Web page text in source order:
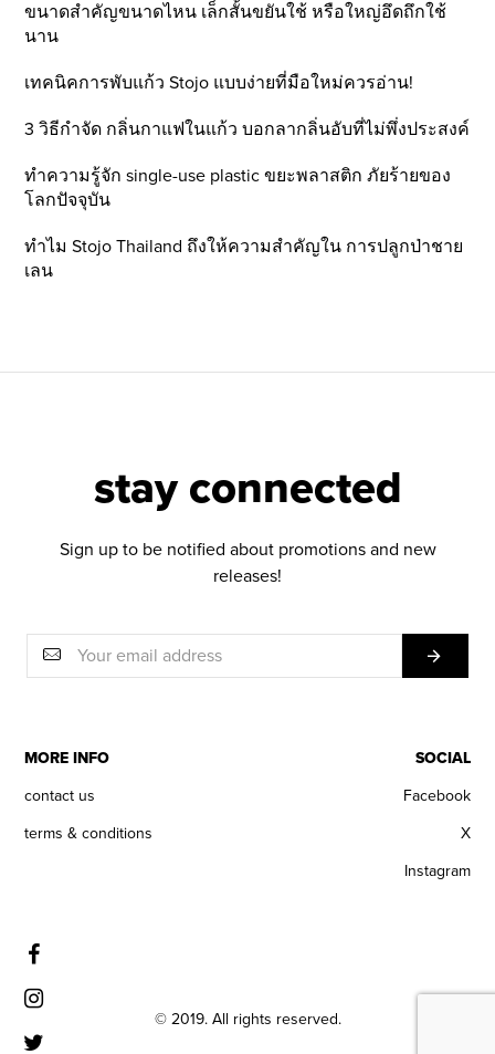
ขนาดสำคัญขนาดไหน เล็กสั้นขยันใช้ หรือใหญ่อึดถึกใช้
นาน
เทคนิคการพับแก้ว Stojo แบบง่ายที่มือใหม่ควรอ่าน!
3 วิธีกำจัด กลิ่นกาแฟในแก้ว บอกลากลิ่นอับที่ไม่พึ่งประสงค์
ทำความรู้จัก single-use plastic ขยะพลาสติก ภัยร้ายของ
โลกปัจจุบัน
ทำไม Stojo Thailand ถึงให้ความสำคัญใน การปลูกป่าชาย
เลน
stay connected
Sign up to be notified about promotions and new
releases!
MORE INFO
contact us
terms & conditions
SOCIAL
Facebook
X
Instagram
© 2019. All rights reserved.